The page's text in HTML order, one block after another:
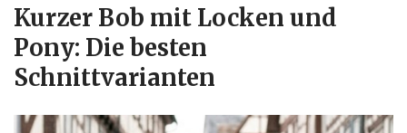
Kurzer Bob mit Locken und
Pony: Die besten
Schnittvarianten